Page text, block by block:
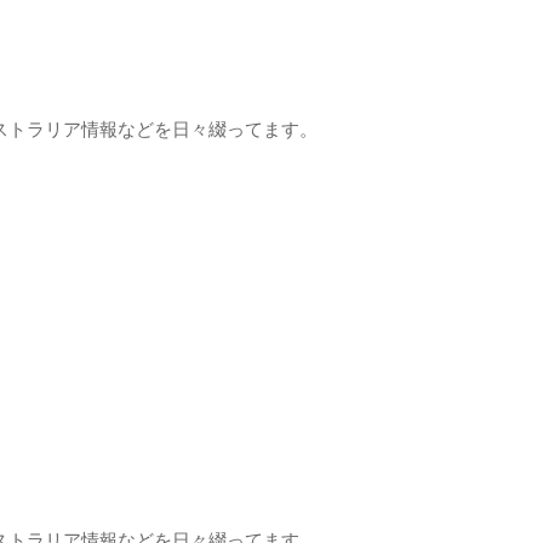
ラリア情報などを日々綴ってます。